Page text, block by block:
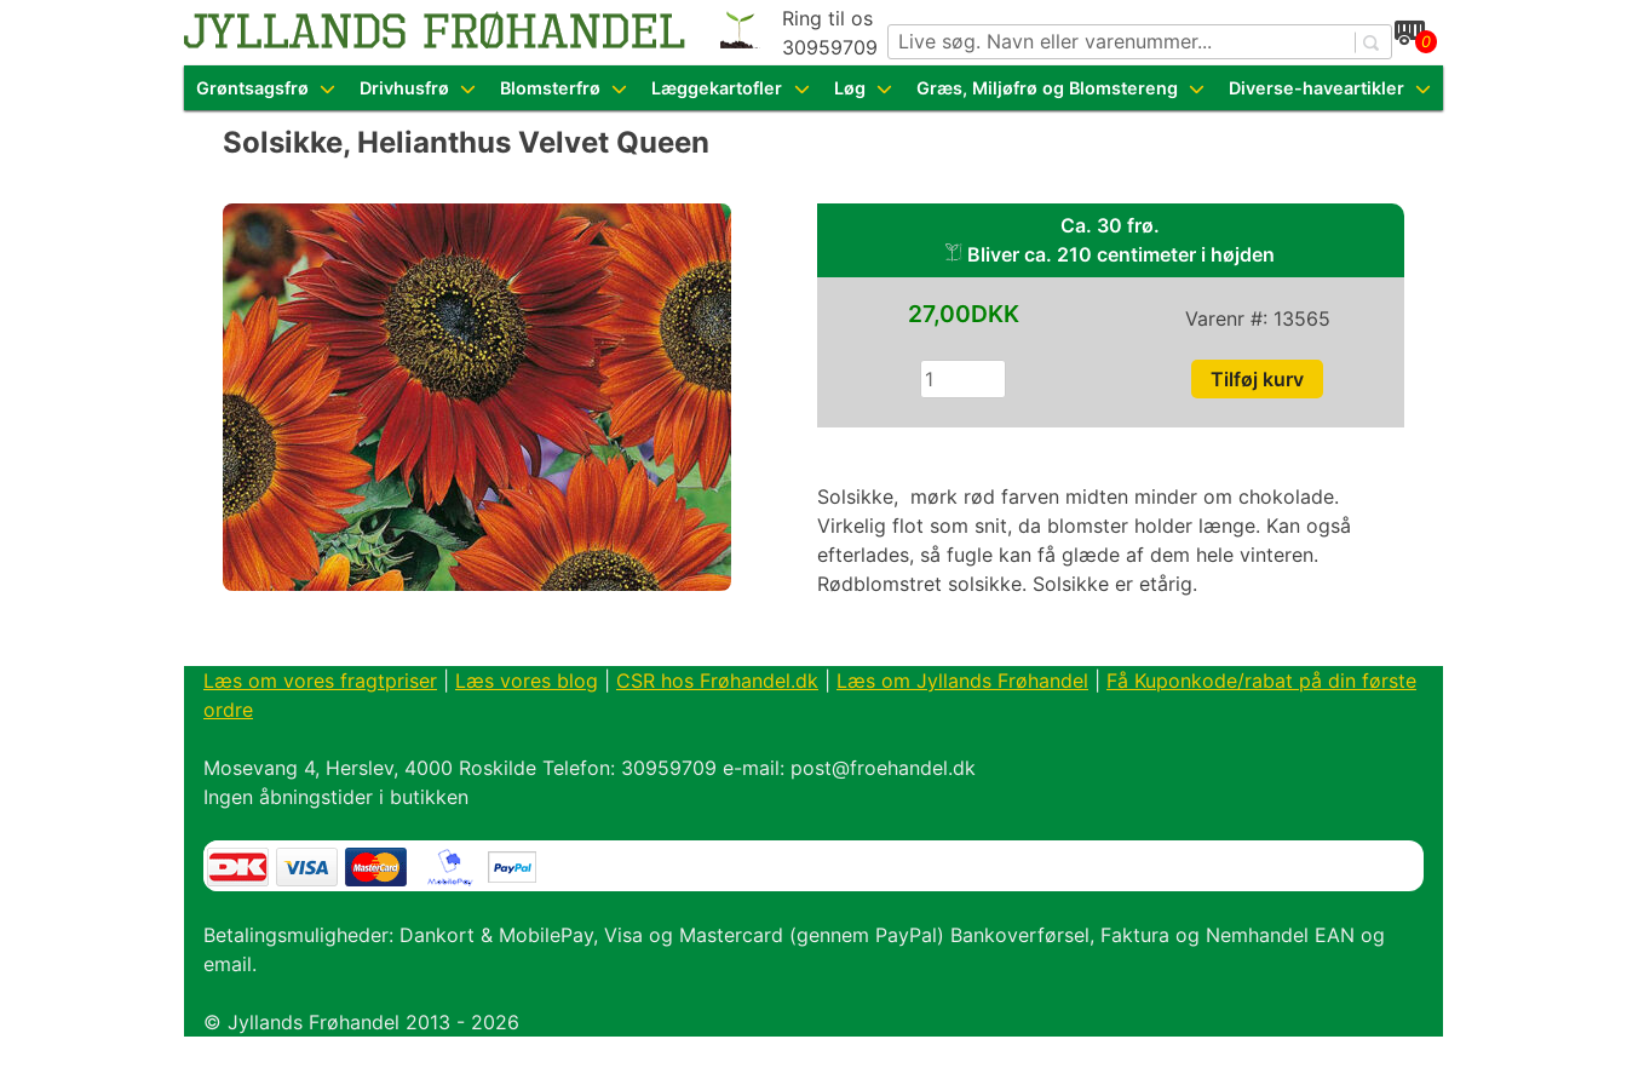
Blomster- og grøntsagsfrø fra hele Europa – få adgang til 1.229 spændende sorter
Ring til os
30959709
0
Grøntsagsfrø Drivhusfrø Blomsterfrø Læggekartofler Løg Græs, Miljøfrø og Blomstereng Diverse-haveartikler
Solsikke, Helianthus Velvet Queen
Solsikke, mørk rød farven midten minder om chokolade.
Virkelig flot som snit, da blomster holder længe. Kan også
efterlades, så fugle kan få glæde af dem hele vinteren.
Rødblomstret solsikke. Solsikke er etårig.
Varenr #: 13565
27,00DKK
Ca. 30 frø.
Bliver ca. 210 centimeter i højden
Læs om vores fragtpriser Læs vores blog CSR hos Frøhandel.dk Læs om Jyllands Frøhandel
Få Kuponkode/rabat på din første
ordre
Mosevang 4, Herslev, 4000 Roskilde Telefon: 30959709 e-mail: post@froehandel.dk
Ingen åbningstider i butikken
Betalingsmuligheder: Dankort & MobilePay, Visa og Mastercard (gennem PayPal) Bankoverførsel, Faktura og Nemhandel EAN og
email.
© Jyllands Frøhandel 2013 - 2026